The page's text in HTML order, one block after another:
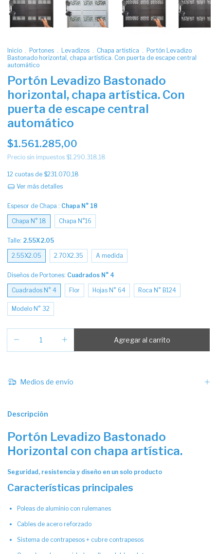
Inicio . Portones . Levadizos . Chapa artistica . Portón Levadizo
Bastonado horizontal, chapa artística. Con puerta de escape central
automático
Portón Levadizo Bastonado
horizontal, chapa artística. Con
puerta de escape central
automático
$1.561.285,00
Precio sin impuestos $1.290.318,18
12 cuotas de $231.070,18
Ver más detalles
Espesor de Chapa : Chapa N° 18
Chapa N° 18 Chapa N°16
Talle: 2.55X2.05
2.55X2.05 2.70X2.35 A medida
Diseños de Portones: Cuadrados N° 4
Cuadrados N° 4 Flor Hojas N° 64 Roca N° B124
Modelo N° 32
Medios de envío
Descripción
Portón Levadizo Bastonado
Horizontal con chapa artística.
Seguridad, resistencia y diseño en un solo producto
Características principales
Poleas de aluminio con rulemanes
Cables de acero reforzado
Sistema de contrapesos + cubre contrapesos